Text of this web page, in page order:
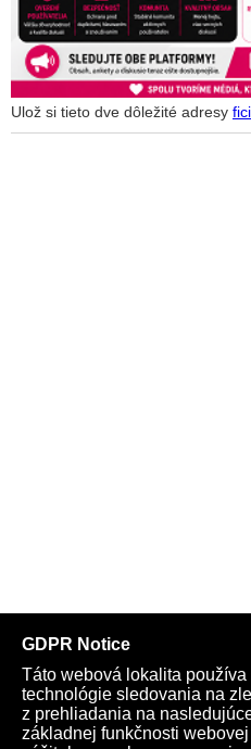
Ulož si tieto dve dôležité adresy